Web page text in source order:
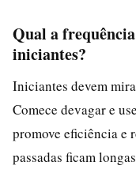
Qual a
iniciantes?
Iniciantes devem
Comece devagar e
promove eficiência e
passadas ficam